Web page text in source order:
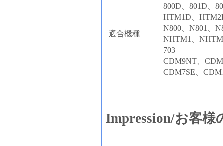
適合機種
800D、801D、
HTM1D、
N800、N801、
NHTM1、
703
CDM9NT、
CDM7SE、
Impression/お客様